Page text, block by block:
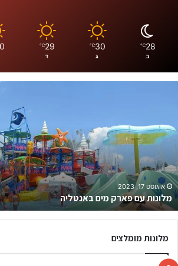
28
℃
ב
30
℃
ג
29
℃
ד
י
ו
ו
ק
י
ם
ש
ינואר 7, 2023
אנטליה שווקים – רשימת מקומות השוק הכי
מלונות מומלצים